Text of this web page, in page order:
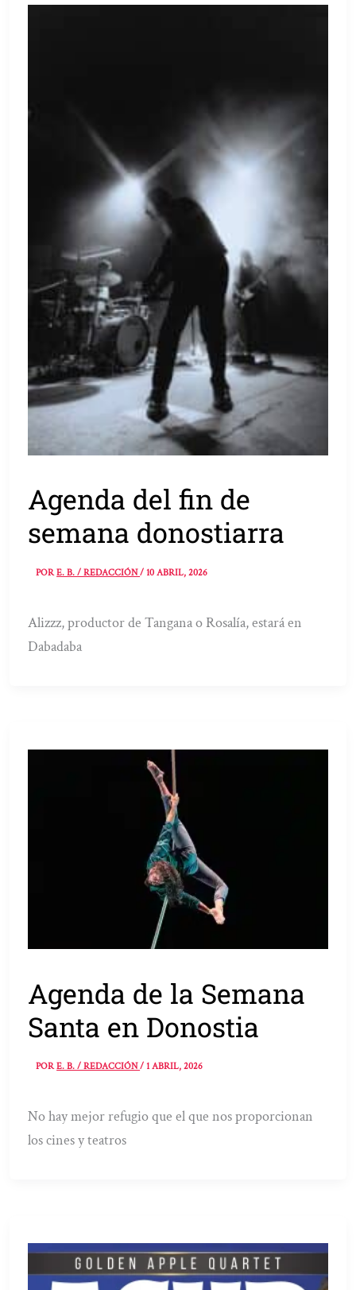
Agenda del fin de
semana donostiarra
PORE. B. / REDACCIÓN/10 ABRIL, 2026
Alizzz, productor de Tangana o Rosalía, estará en
Dabadaba
Agenda de la Semana
Santa en Donostia
PORE. B. / REDACCIÓN/1 ABRIL, 2026
No hay mejor refugio que el que nos proporcionan
los cines y teatros